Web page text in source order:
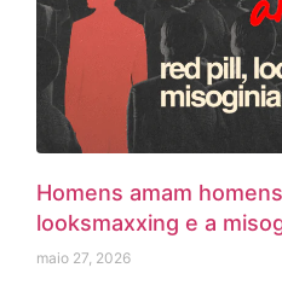
Homens amam
looksmaxxing e a
maio 27, 2026